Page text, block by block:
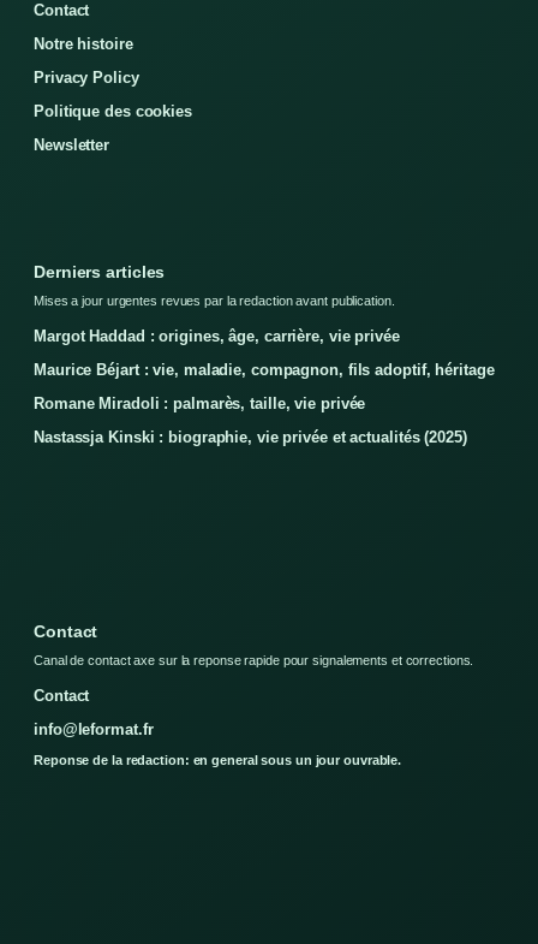
Contact
Notre histoire
Privacy Policy
Politique des cookies
Newsletter
Derniers articles
Mises a jour urgentes revues par la redaction avant publication.
Margot Haddad : origines, âge, carrière, vie privée
Maurice Béjart : vie, maladie, compagnon, fils adoptif, héritage
Romane Miradoli : palmarès, taille, vie privée
Nastassja Kinski : biographie, vie privée et actualités (2025)
Contact
Canal de contact axe sur la reponse rapide pour signalements et corrections.
Contact
info@leformat.fr
Reponse de la redaction: en general sous un jour ouvrable.